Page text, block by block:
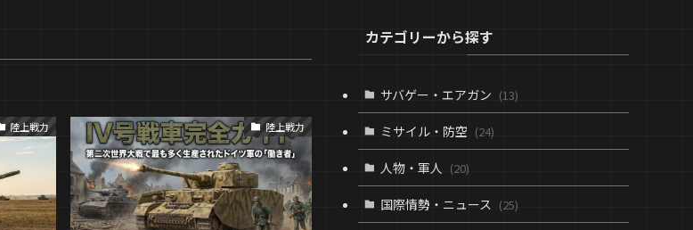
陸上戦力 陸上戦力
カテゴリーから探す
サバゲー・エアガン (13)
ミサイル・防空 (24)
人物・軍人 (20)
国際情勢・ニュース (25)